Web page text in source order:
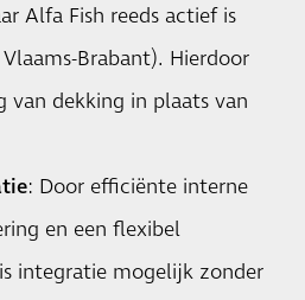
Alfa Fish reeds actief is
Brabant). Hierdoor
dekking in plaats van
: Door efficiënte interne
en een flexibel
integratie mogelijk zonder